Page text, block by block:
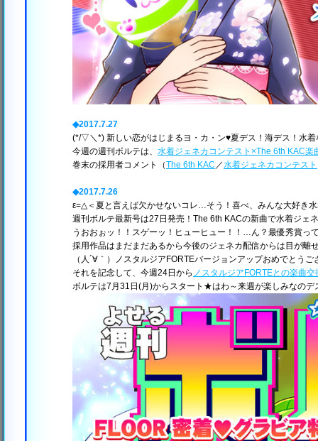
◆2017.7.27
(*/▽＼*) 新しい恋がはじまるヨ・カ・ン♥夏デス！海デス！水着
今週の週刊ボルテは、 水着ジェネカコンテスト×The 6th KAC楽
巻末の採用者コメント（The 6th KAC ／水着ジェネカコンテスト
◆2017.7.26
ε=△＜夏と言えば欠かせないコレ…そう！喜べ、みんな大好き
週刊ボルテ最新号は27日発売！The 6th KACの新曲で水着ジェ
うおおぉッ！！スゲーッ！ヒューヒュー！！…ん？最優秀賞
採用作品はまだまだあるから今後のジェネカ配信からは目が離
（人´∀｀）ノスタルジアFORTEバージョンアップおめでとうご
それを記念して、今週24日から ノスタルジアFORTEとの楽曲
ボルテは7月31日(月)からスタート★はわ～来週が楽しみなのデ